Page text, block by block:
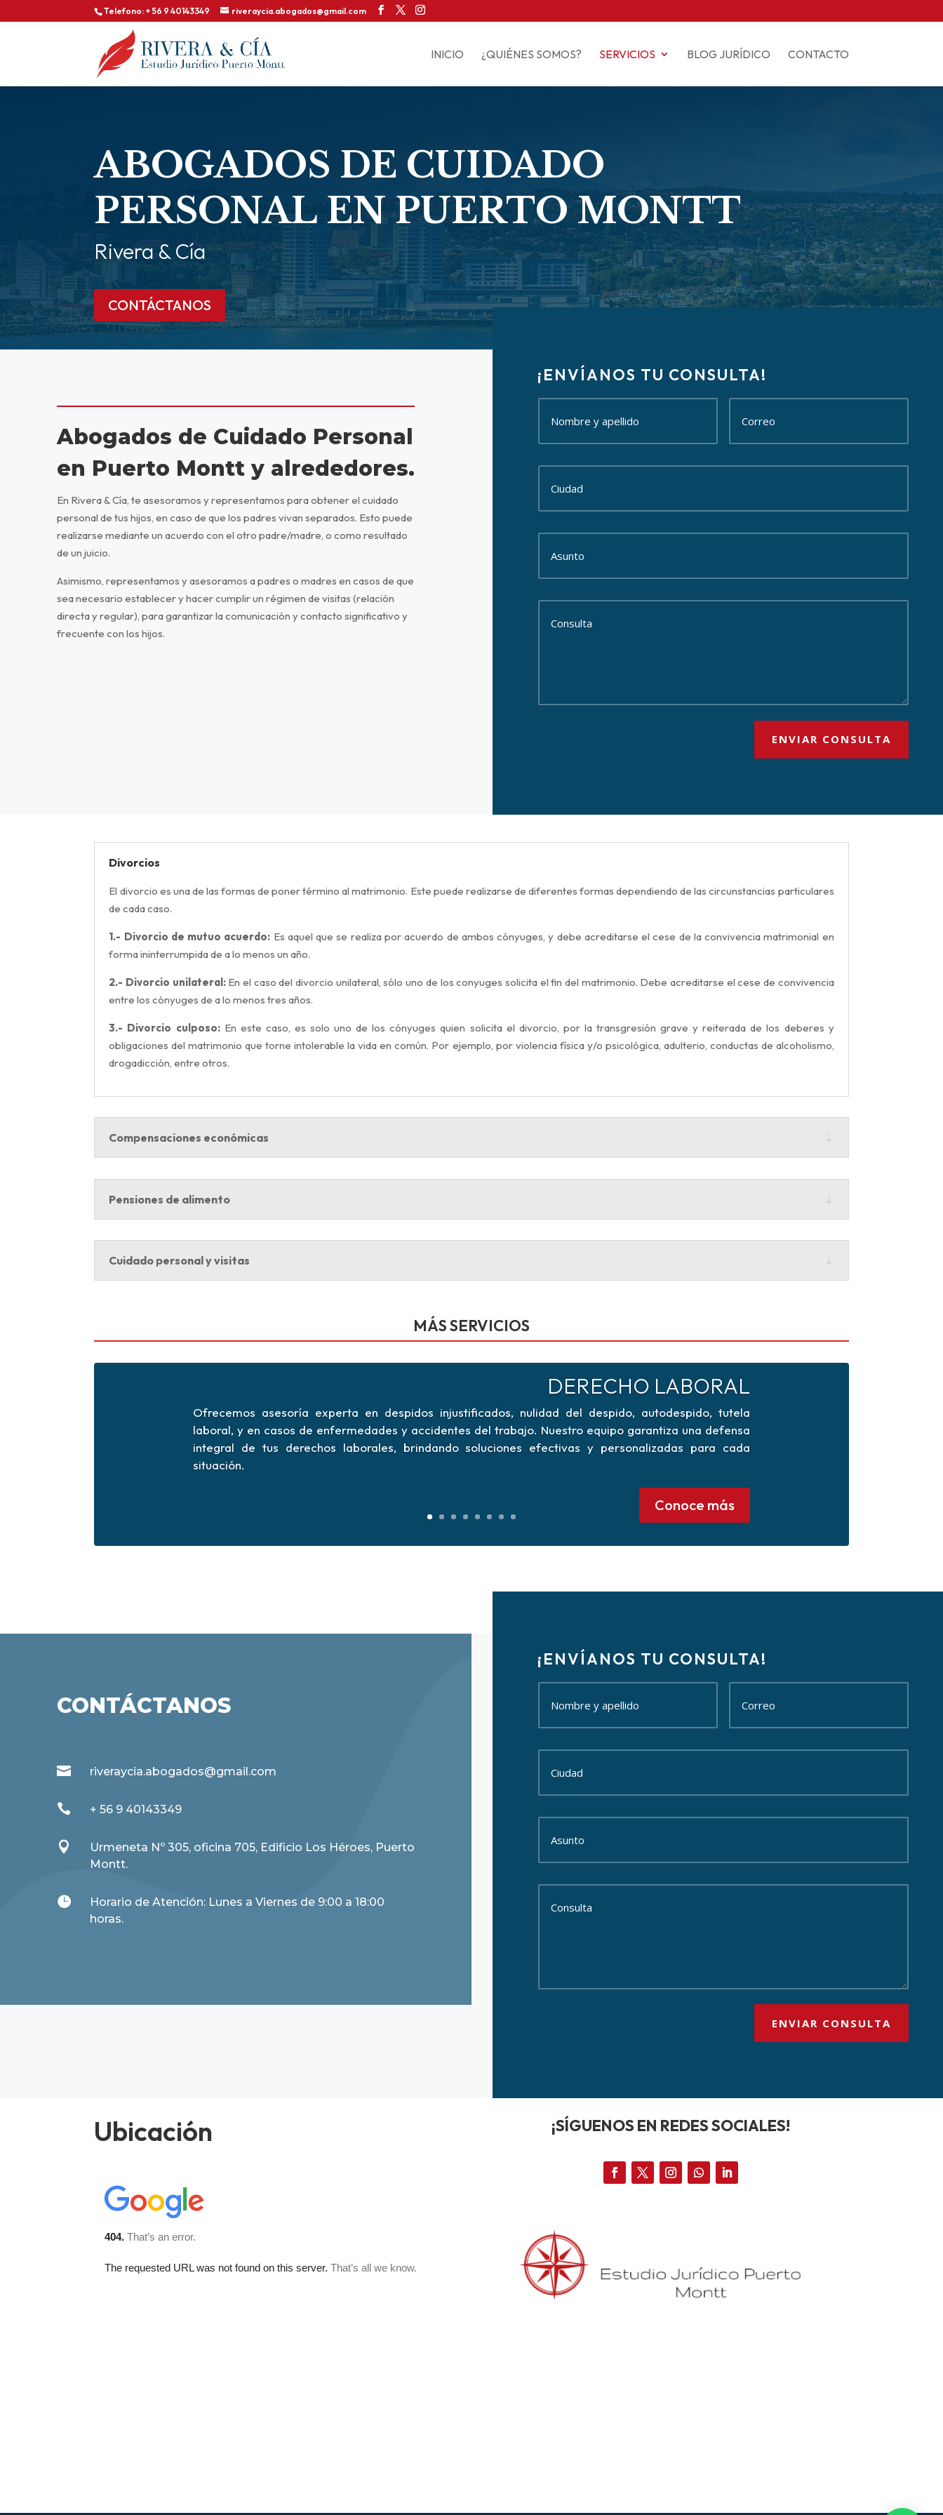
Telefono: + 56 9 40143349 riveraycia.abogados@gmail.com
INICIO ¿QUIÉNES SOMOS? SERVICIOS BLOG JURÍDICO CONTACTO
ABOGADOS DE CUIDADO
PERSONAL EN PUERTO MONTT
Rivera & Cía
CONTÁCTANOS
Abogados de Cuidado Personal
en Puerto Montt y alrededores.
En Rivera & Cía, te asesoramos y representamos para obtener el cuidado
personal de tus hijos, en caso de que los padres vivan separados. Esto puede
realizarse mediante un acuerdo con el otro padre/madre, o como resultado
de un juicio.
Asimismo, representamos y asesoramos a padres o madres en casos de que
sea necesario establecer y hacer cumplir un régimen de visitas (relación
directa y regular), para garantizar la comunicación y contacto significativo y
frecuente con los hijos.
¡ENVÍANOS TU CONSULTA!
ENVIAR CONSULTA
Divorcios
El divorcio es una de las formas de poner término al matrimonio. Este puede realizarse de diferentes formas dependiendo de las circunstancias particulares
de cada caso.
1.- Divorcio de mutuo acuerdo: Es aquel que se realiza por acuerdo de ambos cónyuges, y debe acreditarse el cese de la convivencia matrimonial en
forma ininterrumpida de a lo menos un año.
2.- Divorcio unilateral:En el caso del divorcio unilateral, sólo uno de los conyuges solicita el fin del matrimonio. Debe acreditarse el cese de convivencia
entre los cónyuges de a lo menos tres años.
3.- Divorcio culposo:En este caso, es solo uno de los cónyuges quien solicita el divorcio, por la transgresión grave y reiterada de los deberes y
obligaciones del matrimonio que torne intolerable la vida en común. Por ejemplo, por violencia física y/o psicológica, adulterio, conductas de alcoholismo,
drogadicción, entre otros.
Compensaciones económicas
Pensiones de alimento
Cuidado personal y visitas
MÁS SERVICIOS
DERECHO LABORAL
Ofrecemos asesoría experta en despidos injustificados, nulidad del despido, autodespido, tutela
laboral, y en casos de enfermedades y accidentes del trabajo. Nuestro equipo garantiza una defensa
integral de tus derechos laborales, brindando soluciones efectivas y personalizadas para cada
situación.
Conoce más
CONTÁCTANOS
 riveraycia.abogados@gmail.com
 + 56 9 40143349

Urmeneta Nº 305, oficina 705, Edificio Los Héroes, Puerto
Montt.

Horario de Atención: Lunes a Viernes de 9:00 a 18:00
horas.
¡ENVÍANOS TU CONSULTA!
ENVIAR CONSULTA
Ubicación ¡SÍGUENOS EN REDES SOCIALES!